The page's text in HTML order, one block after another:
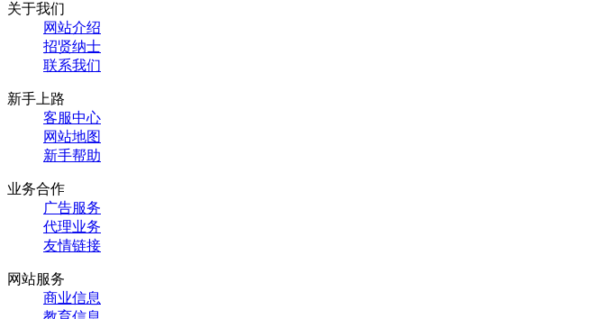
关于我们
网站介绍
招贤纳士
联系我们
新手上路
客服中心
网站地图
新手帮助
业务合作
广告服务
代理业务
友情链接
网站服务
商业信息